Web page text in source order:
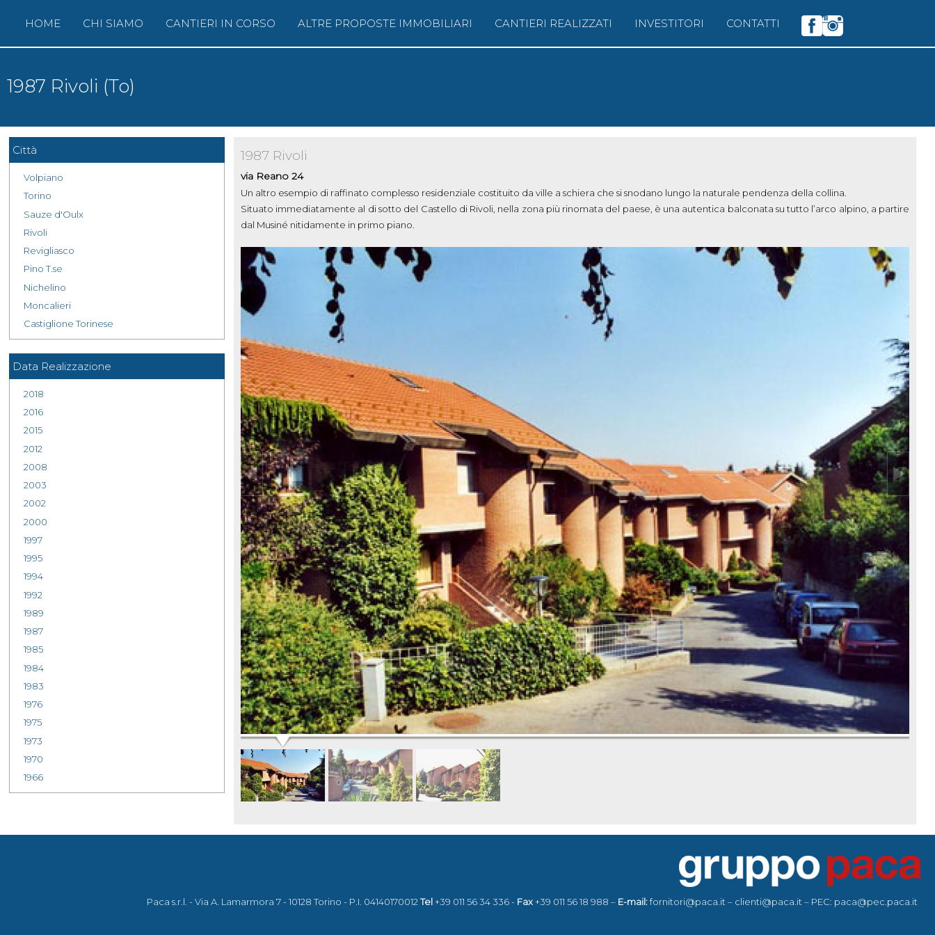
Salta al
Menu principale
HOME CHI SIAMO CANTIERI IN CORSO ALTRE PROPOSTE IMMOBILIARI CANTIERI REALIZZATI INVESTITORI CONTATTI
1987 Rivoli (To)
Città
Volpiano
Torino
Sauze d'Oulx
Rivoli
Revigliasco
Pino T.se
Nichelino
Moncalieri
Castiglione Torinese
Data Realizzazione
2018
2016
2015
2012
2008
2003
2002
2000
1997
1995
1994
1992
1989
1987
1985
1984
1983
1976
1975
1973
1970
1966
1987 Rivoli
via Reano 24
Un altro esempio di raffinato complesso residenziale costituito da ville a schiera che si snodano lungo la naturale pendenza della collina.
Situato immediatamente al di sotto del Castello di Rivoli, nella zona più rinomata del paese, è una autentica balconata su tutto l’arco alpino, a partire
dal Musiné nitidamente in primo piano.
Paca s.r.l. - Via A. Lamarmora 7 - 10128 Torino - P.I. 04140170012 Tel+39 011 56 34 336 - Fax+39 011 56 18 988 – E-mail:fornitori@paca.it – clienti@paca.it – PEC: paca@pec.paca.it